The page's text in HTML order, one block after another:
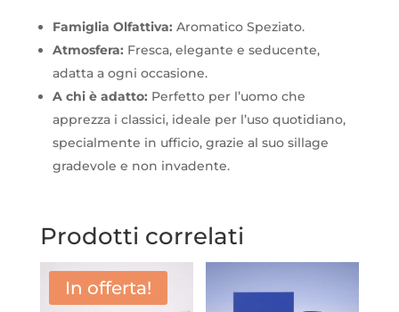
Famiglia Olfattiva: Aromatico Speziato.
Atmosfera: Fresca, elegante e seducente,
adatta a ogni occasione.
A chi è adatto: Perfetto per l’uomo che
apprezza i classici, ideale per l’uso quotidiano,
specialmente in ufficio, grazie al suo sillage
gradevole e non invadente.
Prodotti correlati
In offerta!